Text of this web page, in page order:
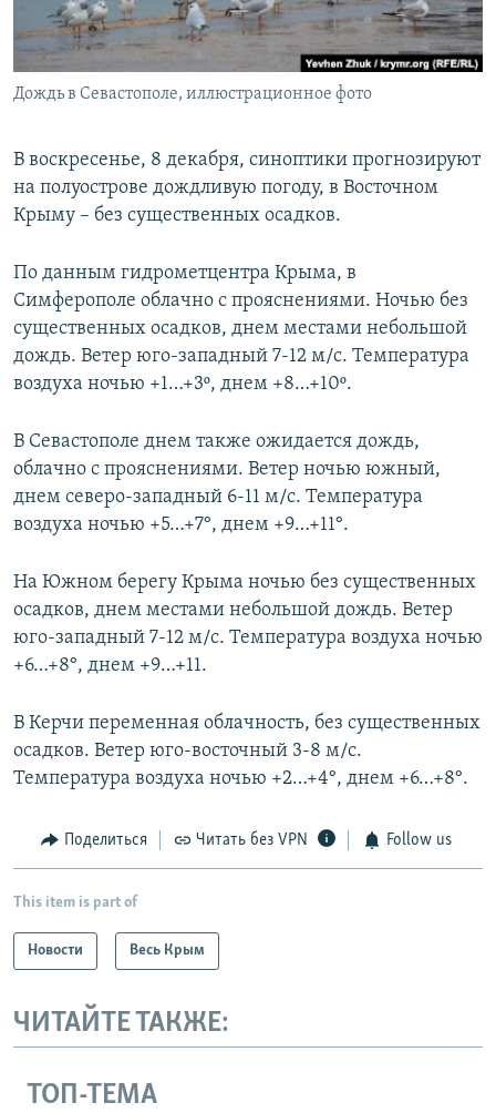
ПОБЕДИТЕЛЕЙ НЕ СУДЯТ?
КРЫМ.НЕПОКОРЕННЫЙ
ELIFBE
ПРИСОЕДИНЯЙТЕСЬ!
Все сайты RFE/RL
Дождь в Севастополе, иллюстрационное фото
В воскресенье, 8 декабря, синоптики прогнозируют
на полуострове дождливую погоду, в Восточном
Крыму – без существенных осадков.
По данным гидрометцентра Крыма, в
Симферополе облачно с прояснениями. Ночью без
существенных осадков, днем местами небольшой
дождь. Ветер юго-западный 7-12 м/с. Температура
воздуха ночью +1…+3º, днем +8…+10º.
В Севастополе днем также ожидается дождь,
облачно с прояснениями. Ветер ночью южный,
днем северо-западный 6-11 м/с. Температура
воздуха ночью +5…+7°, днем +9…+11°.
На Южном берегу Крыма ночью без существенных
осадков, днем местами небольшой дождь. Ветер
юго-западный 7-12 м/с. Температура воздуха ночью
+6…+8°, днем +9…+11.
В Керчи переменная облачность, без существенных
осадков. Ветер юго-восточный 3-8 м/с.
Температура воздуха ночью +2…+4°, днем +6…+8°.
Поделиться Читать без VPN Follow us
This item is part of
Новости Весь Крым
ЧИТАЙТЕ ТАКЖЕ:
ТОП-ТЕМА